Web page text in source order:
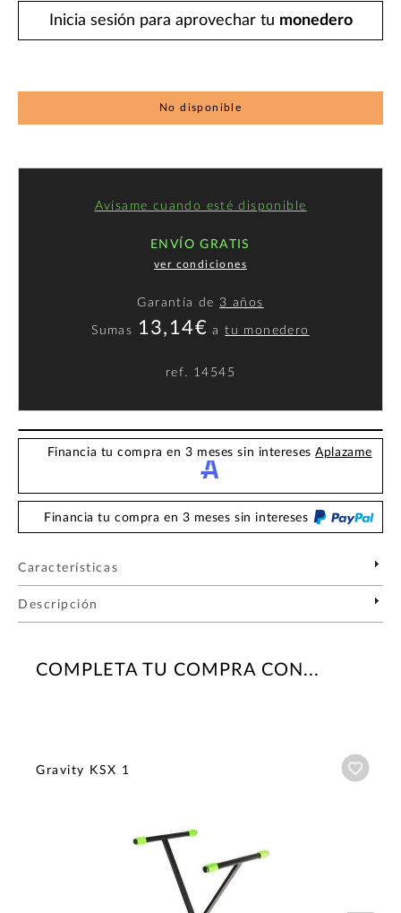
Inicia sesión para aprovechar tu monedero
No disponible
Avísame cuando esté disponible
ENVÍO GRATIS
ver condiciones
Garantía de 3 años
Sumas 13,14€ atu monedero
ref. 14545
Financia tu compra en 3 meses sin interesesAplazame
Financia tu compra en 3 meses sin intereses
Características
Descripción
COMPLETA TU COMPRA CON...
Gravity KSX 1